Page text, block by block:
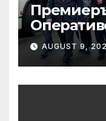
по
готови
AUGUST 9,